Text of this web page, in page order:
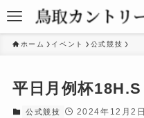
ホーム イベント 公式競技
平日月例杯18H.S
公式競技 2024年12月2日